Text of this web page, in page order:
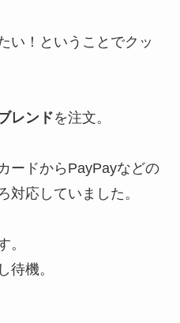
い！ということでクッ
レンドを注文。
ードからPayPayなどの
対応していました。
。
待機。